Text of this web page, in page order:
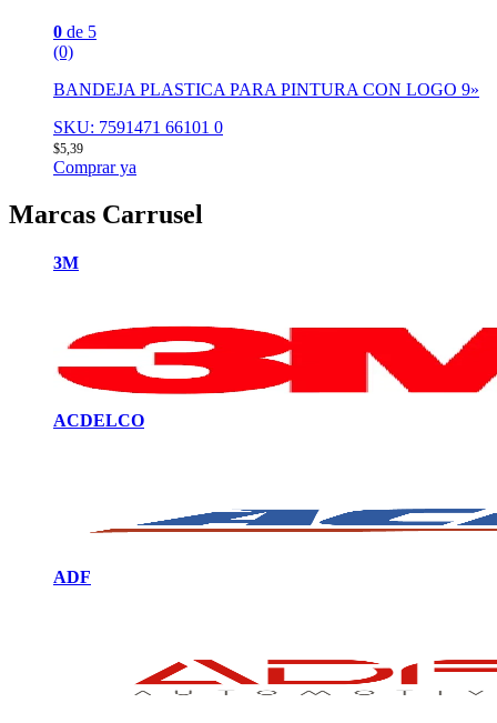
0 de 5
(0)
BANDEJA PLASTICA PARA PINTURA CON LOGO 9»
SKU: 7591471 66101 0
$5,39
Comprar ya
Marcas Carrusel
3M
ACDELCO
ADF